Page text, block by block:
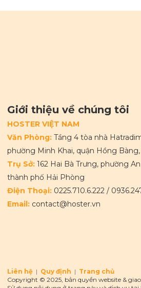
Giới thiệu về chúng tôi
HOSTER VIỆT NAM
Văn Phòng: Tầng 4 tòa nhà
phường Minh Khai, quận Hồng
Trụ Sở: 162 Hai Bà Trưng, phường
thành phố Hải Phòng
Điện Thoại: 0225.710.6.222 /
Email: contact@hoster.vn
Liên hệ | Quy định | Trang chủ
Copyright © 2025, bản quyền website &